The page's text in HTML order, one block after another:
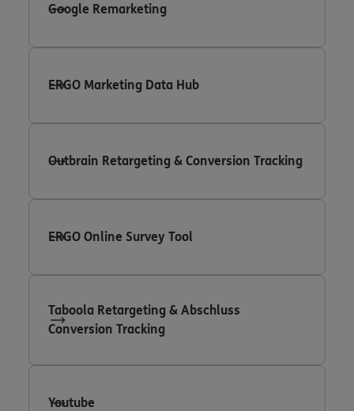
Google Remarketing
ERGO Marketing Data Hub
Outbrain Retargeting & Conversion Tracking
ERGO Online Survey Tool
Taboola Retargeting & Abschluss
Conversion Tracking
Youtube